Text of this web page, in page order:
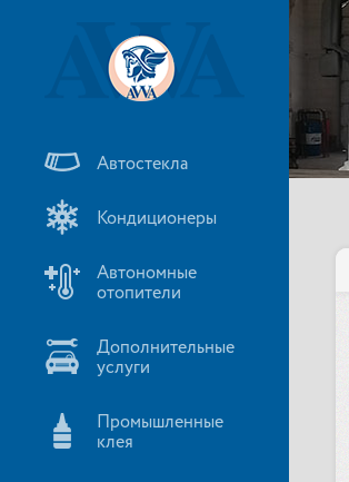
Автостекла
Кондиционеры
Автономные
отопители
Дополнительные
услуги
Промышленные
клея